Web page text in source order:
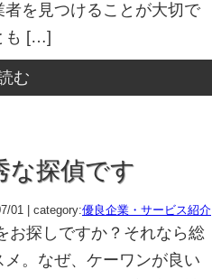
を見つけることが大切で
も […]
む
な探偵です
01 | category:優良企業・サービス紹介
お探しですか？それなら総
。なぜ、ケーワンが良い